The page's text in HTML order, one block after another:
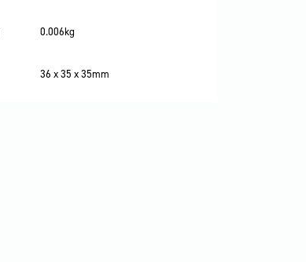
0.006kg
36 x 35 x 35mm